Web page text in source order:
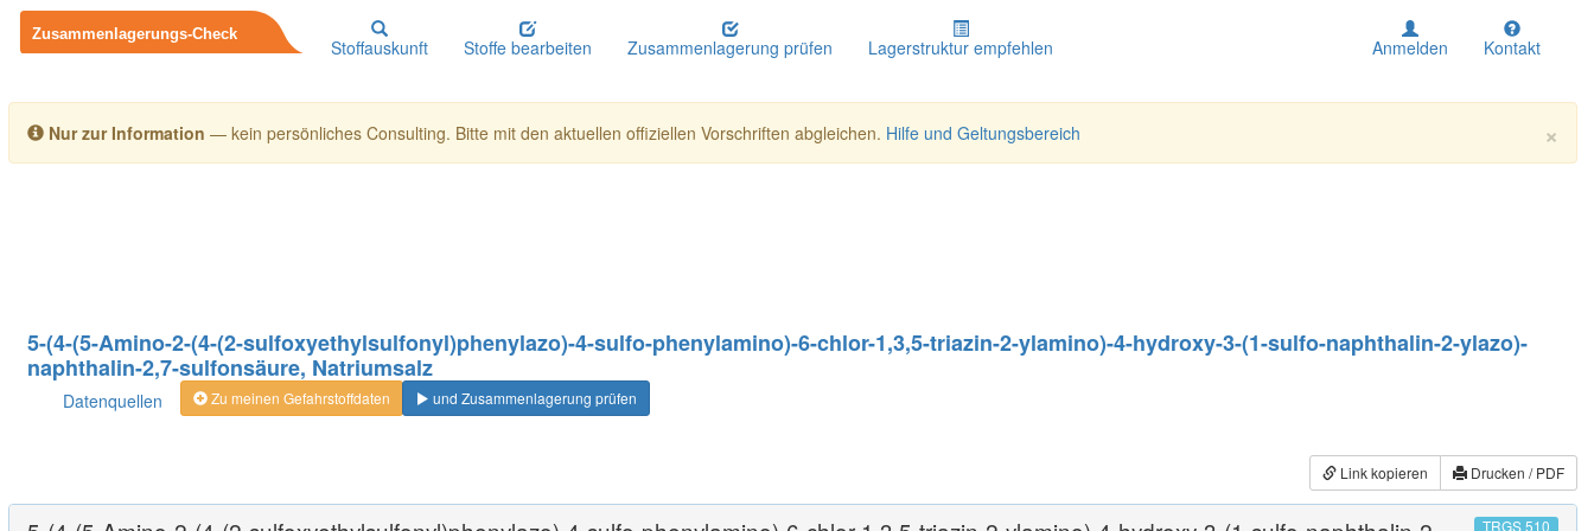
Stoffauskunft Stoffe bearbeiten Zusammenlagerung prüfen Lagerstruktur empfehlen Anmelden Kontakt
×
Nur zur Information — kein persönliches Consulting. Bitte mit den aktuellen offiziellen Vorschriften abgleichen. Hilfe und Geltungsbereich
5-(4-(5-Amino-2-(4-(2-sulfoxyethylsulfonyl)phenylazo)-4-sulfo-phenylamino)-6-chlor-1,3,5-triazin-2-ylamino)-4-hydroxy-3-(1-sulfo-naphthalin-2-ylazo)-
naphthalin-2,7-sulfonsäure, Natriumsalz
Datenquellen Zu meinen Gefahrstoffdaten und Zusammenlagerung prüfen
Link kopieren Drucken / PDF
TRGS 510